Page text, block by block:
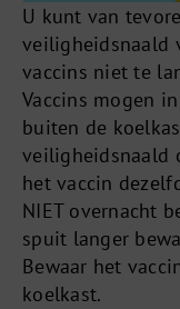
U kunt van
veiligheidsnaald
vaccins niet te
Vaccins mogen
buiten de
veiligheidsnaald
het vaccin
NIET overnacht
spuit langer
Bewaar het
koelkast.